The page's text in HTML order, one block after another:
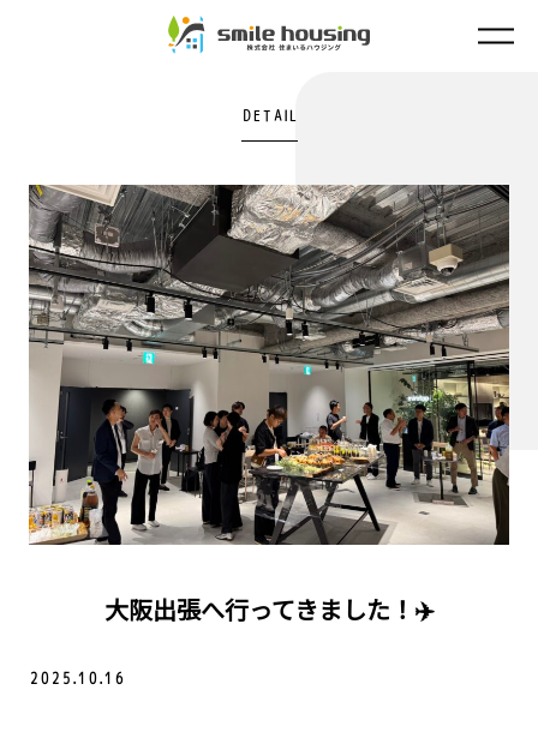
ASOLIE
WORKS
COLUMN
COMPANY
FAQ
CONTACT
DETAIL
大阪出張へ行ってきました！✈️
2025.10.16